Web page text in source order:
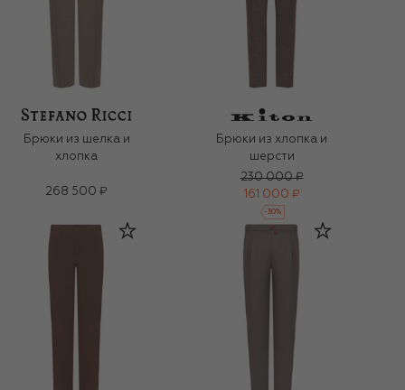
Брюки из шелка и
хлопка
268 500 ₽
Брюки из хлопка и
шерсти
230 000 ₽
161 000 ₽
-30%